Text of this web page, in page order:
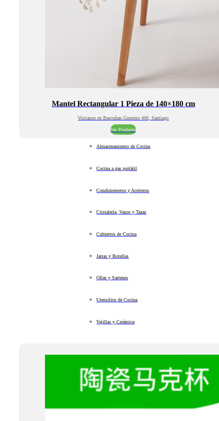
Mantel Rectangular 1 Pieza de 140×180 cm
Visitanos en Bascuñan Guerrero 490, Santiago
Ver Producto
Almacenamiento de Cocina
Cocina a gas portátil
Condimenteros y Aceiteros
Cristalería, Vasos y Tazas
Cubiertos de Cocina
Jarras y Botellas
Ollas y Sartenes
Utensilios de Cocina
Vajillas y Cerámica